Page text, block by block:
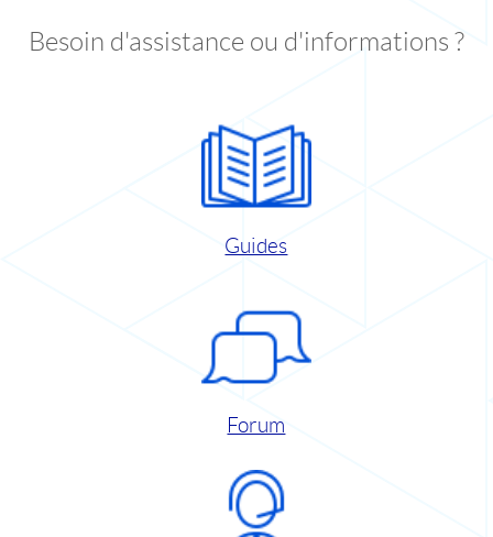
Besoin d'assistance ou d'informations ?
Guides
Forum